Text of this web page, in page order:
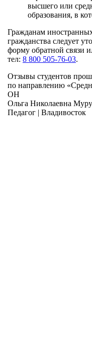
высшего или
образования, в
Гражданам
гражданства следует
форму обратной связи
тел: 8 800 505-76-03.
Отзывы студентов
по направлению «
ОН
Ольга Николаевна
Педагог | Владивосток